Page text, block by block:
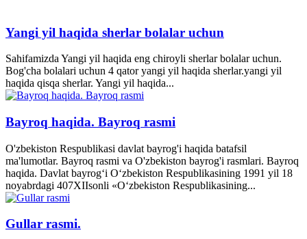
Yangi yil haqida sherlar bolalar uchun
Sahifamizda Yangi yil haqida eng chiroyli sherlar bolalar uchun.
Bog'cha bolalari uchun 4 qator yangi yil haqida sherlar.yangi yil
haqida qisqa sherlar. Yangi yil haqida...
Bayroq haqida. Bayroq rasmi
O'zbekiston Respublikasi davlat bayrog'i haqida batafsil
ma'lumotlar. Bayroq rasmi va O'zbekiston bayrog'i rasmlari. Bayroq
haqida. Davlat bayrog‘i O‘zbekiston Respublikasining 1991 yil 18
noyabrdagi 407­XII­sonli «O‘zbekiston Respublikasining...
Gullar rasmi.